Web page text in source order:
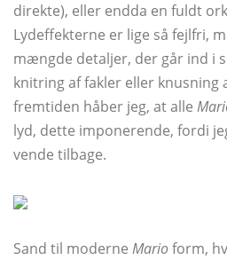
direkte), eller endda en fuldt
Lydeffekterne er lige så fejlfri,
mængde detaljer, der går ind i
knitring af fakler eller knusning
fremtiden håber jeg, at alle
lyd, dette imponerende, fordi
vende tilbage.
Sand til moderne Marioform,